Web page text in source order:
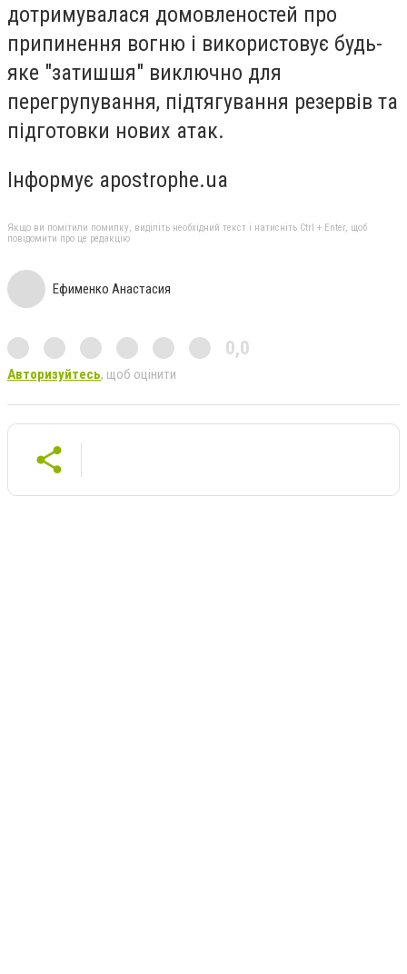
дотримувалася домовленостей про
припинення вогню і використовує будь-
яке "затишшя" виключно для
перегрупування, підтягування резервів та
підготовки нових атак.
Інформує apostrophe.ua
Якщо ви помітили помилку, виділіть необхідний текст і натисніть Ctrl + Enter, щоб
повідомити про це редакцію
Ефименко Анастасия
0,0
Авторизуйтесь, щоб оцінити